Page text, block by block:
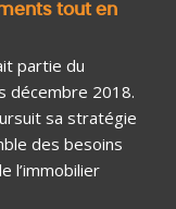
tout en
partie du
décembre 2018.
sa stratégie
des besoins
l’immobilier